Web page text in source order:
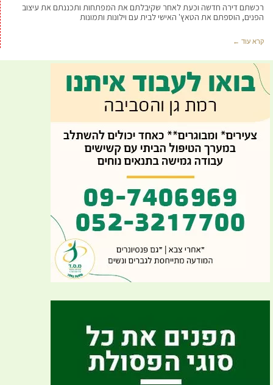
רכשתם דירה חדשה וכעת לאחר שקיבלתם את המפתחות ותכננתם את עיצוב
הפנים, הוספתם את הטאץ' האישי לבית עם וילונות ותמונות
קרא עוד ←